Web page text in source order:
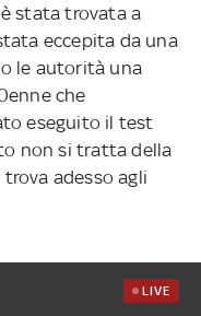
stata trovata a
eccepita da una
le autorità una
che
eseguito il test
non si tratta della
adesso agli
LIVE